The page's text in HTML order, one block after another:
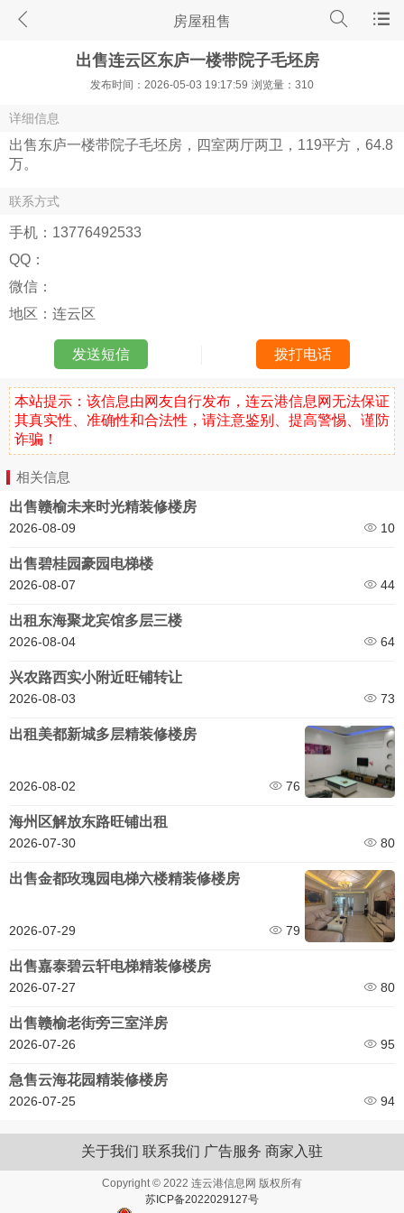
房屋租售
出售连云区东庐一楼带院子毛坯房
发布时间：2026-05-03 19:17:59 浏览量：310
详细信息
出售东庐一楼带院子毛坯房，四室两厅两卫，119平方，64.8
万。
联系方式
手机： 13776492533
QQ：
微信：
地区： 连云区
发送短信 拨打电话
本站提示：该信息由网友自行发布，连云港信息网无法保证
其真实性、准确性和合法性，请注意鉴别、提高警惕、谨防
诈骗！
相关信息
出售赣榆未来时光精装修楼房
2026-08-09 10
出售碧桂园豪园电梯楼
2026-08-07 44
出租东海聚龙宾馆多层三楼
2026-08-04 64
兴农路西实小附近旺铺转让
2026-08-03 73
出租美都新城多层精装修楼房
2026-08-02 76
海州区解放东路旺铺出租
2026-07-30 80
出售金都玫瑰园电梯六楼精装修楼房
2026-07-29 79
出售嘉泰碧云轩电梯精装修楼房
2026-07-27 80
出售赣榆老街旁三室洋房
2026-07-26 95
急售云海花园精装修楼房
2026-07-25 94
关于我们 联系我们 广告服务 商家入驻
Copyright © 2022 连云港信息网 版权所有
苏ICP备2022029127号